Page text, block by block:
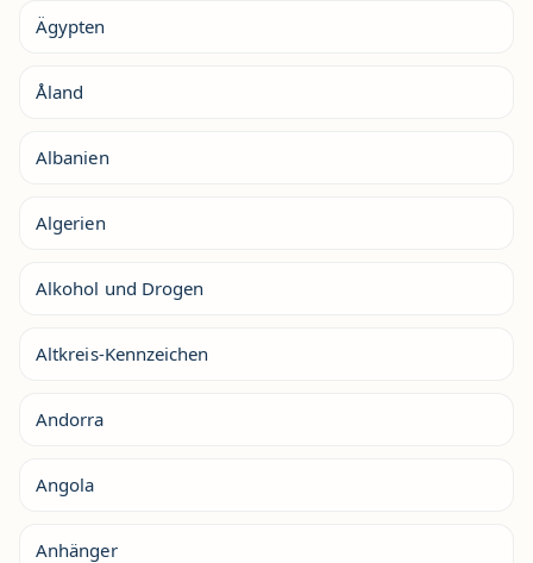
Ägypten
Åland
Albanien
Algerien
Alkohol und Drogen
Altkreis-Kennzeichen
Andorra
Angola
Anhänger